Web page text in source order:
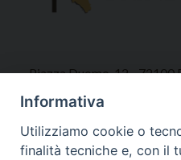
Piazza Duomo, 12 - 72100
Tel 0831.521958
Fax 0831.528315
Informativa
Utilizziamo cookie o
finalità tecniche e, con il